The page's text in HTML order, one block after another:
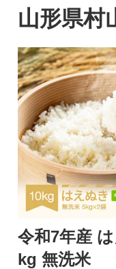
山形県村
令和7年産
kg 無洗米